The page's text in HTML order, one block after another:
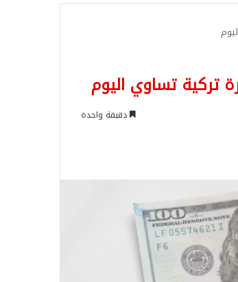
دقيقة واحدة